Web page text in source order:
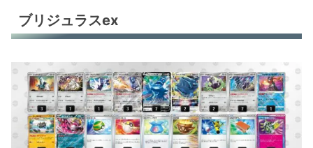
オリジンパルキアV
オリジンディアルガV
テツノイバラex
ミライドンex
ミライドンex
ブリジュラスex